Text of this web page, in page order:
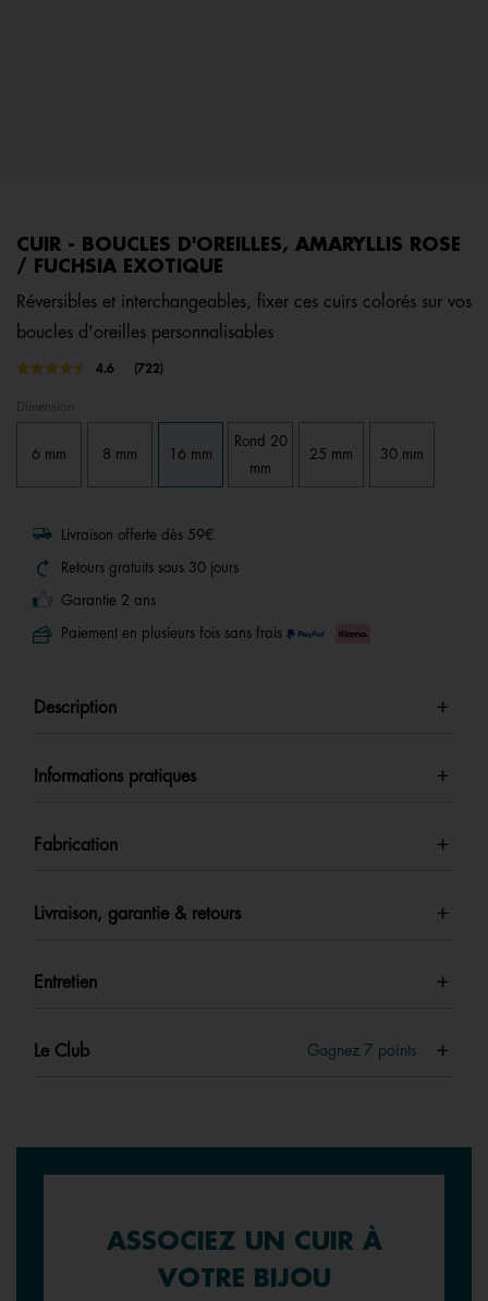
CUIR - BOUCLES D'OREILLES, AMARYLLIS ROSE
/ FUCHSIA EXOTIQUE
Réversibles et interchangeables, fixer ces cuirs colorés sur vos
boucles d'oreilles personnalisables
3,7 out of 5 Customer Rating
4.6
Lire
Lien
la
(722)
Dimension
6 mm 8 mm 16 mm
Rond 20
mm
25 mm 30 mm
Livraison offerte dès 59€
Retours gratuits sous 30 jours
Garantie 2 ans
Paiement en plusieurs fois sans frais
Description
Informations pratiques
Fabrication
Livraison, garantie & retours
Entretien
Le Club Gagnez 7 points
ASSOCIEZ UN CUIR À
VOTRE BIJOU